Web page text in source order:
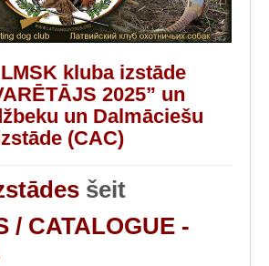
kluba izstāde
2025” un
un Dalmāciešu
(CAC)
šeit
/ CATALOGUE -